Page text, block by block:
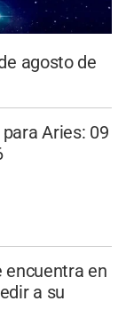
agosto de
Aries: 09
encuentra en
a su